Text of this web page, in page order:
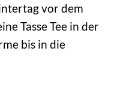
vor dem
Tasse Tee in der
bis in die